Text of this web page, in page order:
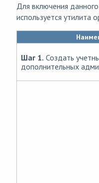
Для включения
используется утилита
Шаг 1. Создать
дополнительных